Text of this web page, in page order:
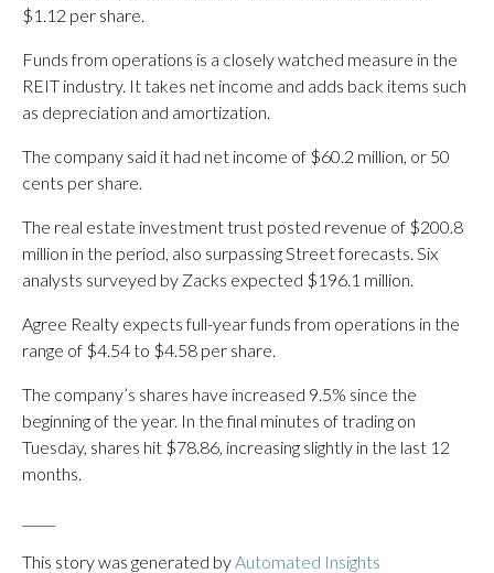
$1.12 per share.
Funds from operations is a closely watched measure in the
REIT industry. It takes net income and adds back items such
as depreciation and amortization.
The company said it had net income of $60.2 million, or 50
cents per share.
The real estate investment trust posted revenue of $200.8
million in the period, also surpassing Street forecasts. Six
analysts surveyed by Zacks expected $196.1 million.
Agree Realty expects full-year funds from operations in the
range of $4.54 to $4.58 per share.
The company’s shares have increased 9.5% since the
beginning of the year. In the final minutes of trading on
Tuesday, shares hit $78.86, increasing slightly in the last 12
months.
This story was generated byAutomated Insights